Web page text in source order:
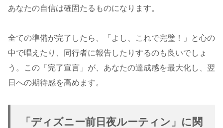
あなたの自信は確固たるものになります。
全ての準備が完了したら、「よし、これで完璧！」と心の
中で唱えたり、同行者に報告したりするのも良いでしょ
う。この「完了宣言」が、あなたの達成感を最大化し、翌
日への期待感を高めます。
「ディズニー前日夜ルーティン」に関